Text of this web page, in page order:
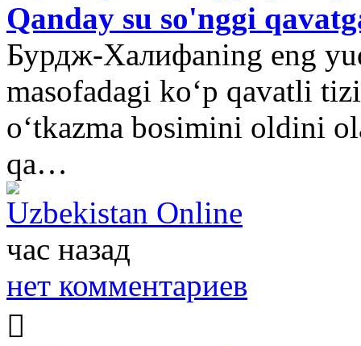
Qanday su so'nggi
Бурдж-Халифaning eng
masofadagi koʻp qavatli
oʻtkazma bosimini oldini
qa…
Uzbekistan Online
час назад
нет комментариев